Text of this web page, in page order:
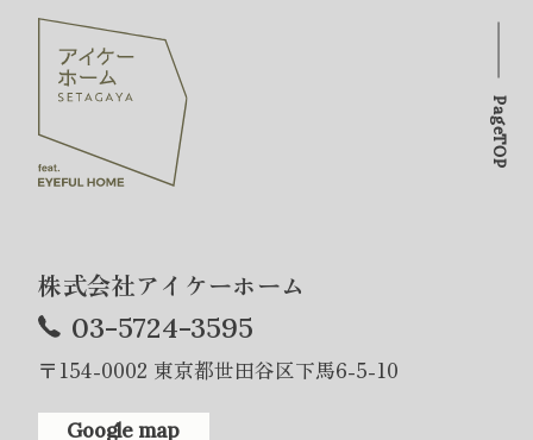
株式会社アイケーホーム
03-5724-3595
〒154-0002 東京都世田谷区下馬6-5-10
Google map
PageTOP